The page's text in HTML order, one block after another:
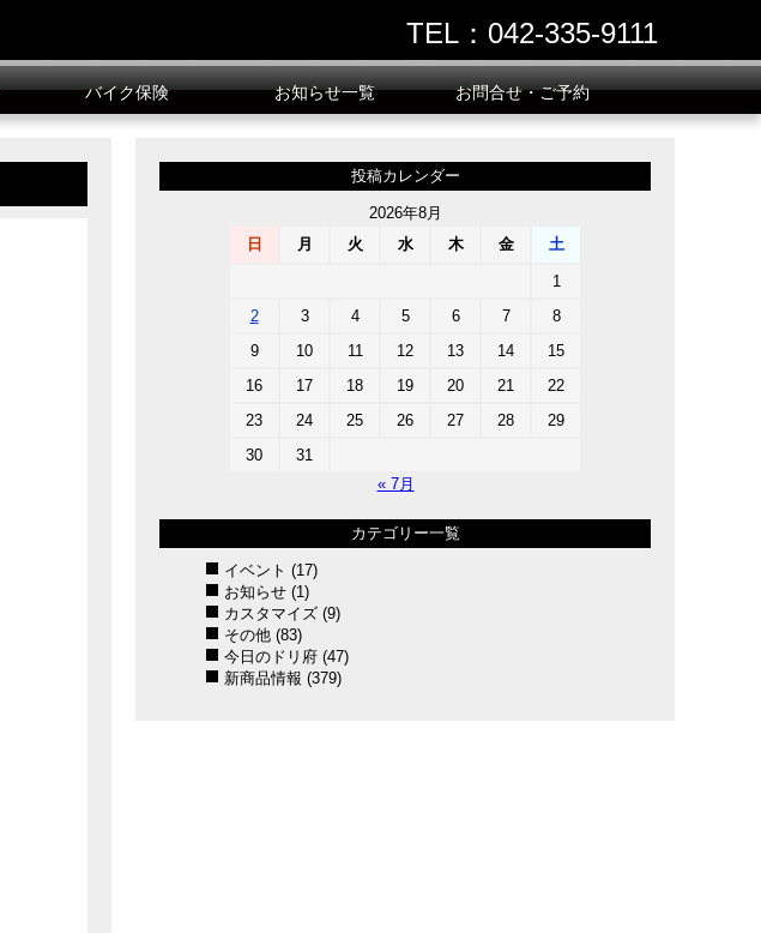
TEL：042-335-9111
バイク保険 お知らせ一覧 お問合せ・ご予約
投稿カレンダー
2026年8月
日
月 火 水 木 金 土
1
2
3 4 5 6 7
8
9
10 11 12 13 14
15
16
17 18 19 20 21
22
23
24 25 26 27 28
29
30
31
« 7月
カテゴリー一覧
イベント (17)
お知らせ (1)
カスタマイズ (9)
その他 (83)
今日のドリ府 (47)
新商品情報 (379)